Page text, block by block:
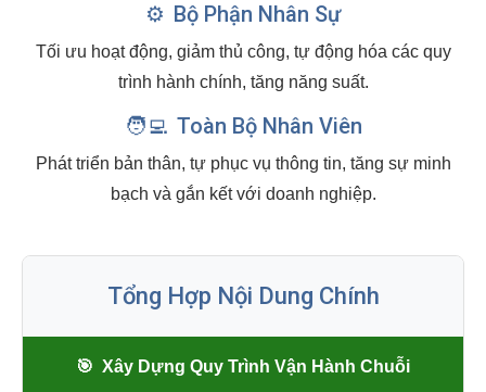
⚙️ Bộ Phận Nhân Sự
Tối ưu hoạt động, giảm thủ công, tự động hóa các quy
trình hành chính, tăng năng suất.
🧑‍💻 Toàn Bộ Nhân Viên
Phát triển bản thân, tự phục vụ thông tin, tăng sự minh
bạch và gắn kết với doanh nghiệp.
Tổng Hợp Nội Dung Chính
🎯 Xây Dựng Quy Trình Vận Hành Chuỗi